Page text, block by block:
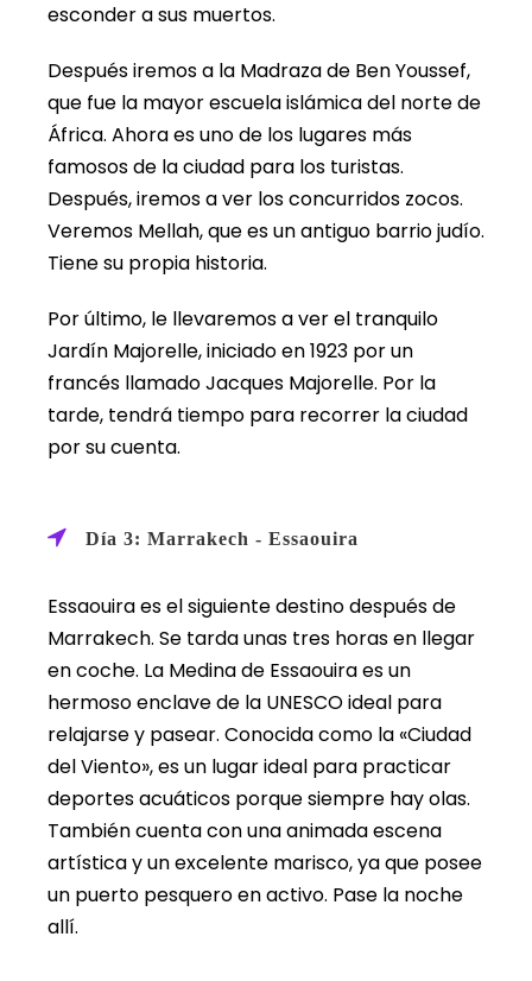
esconder a sus muertos.
Después iremos a la Madraza de Ben Youssef,
que fue la mayor escuela islámica del norte de
África. Ahora es uno de los lugares más
famosos de la ciudad para los turistas.
Después, iremos a ver los concurridos zocos.
Veremos Mellah, que es un antiguo barrio judío.
Tiene su propia historia.
Por último, le llevaremos a ver el tranquilo
Jardín Majorelle, iniciado en 1923 por un
francés llamado Jacques Majorelle. Por la
tarde, tendrá tiempo para recorrer la ciudad
por su cuenta.
Día 3: Marrakech - Essaouira
Essaouira es el siguiente destino después de
Marrakech. Se tarda unas tres horas en llegar
en coche. La Medina de Essaouira es un
hermoso enclave de la UNESCO ideal para
relajarse y pasear. Conocida como la «Ciudad
del Viento», es un lugar ideal para practicar
deportes acuáticos porque siempre hay olas.
También cuenta con una animada escena
artística y un excelente marisco, ya que posee
un puerto pesquero en activo. Pase la noche
allí.